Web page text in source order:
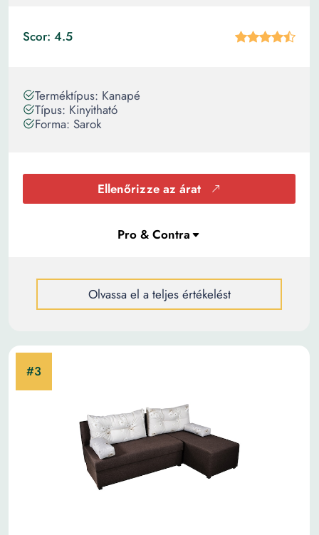
Scor: 4.5
Terméktípus: Kanapé
Típus: Kinyitható
Forma: Sarok
Ellenőrizze az árat
Olvassa el a teljes értékelést